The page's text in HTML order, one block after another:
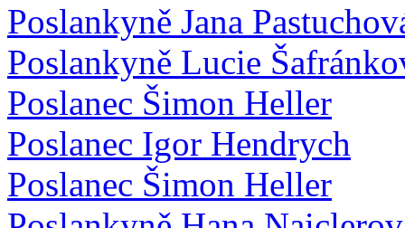
Poslankyně Jana
Poslankyně Lucie
Poslanec Šimon Heller
Poslanec Igor Hendrych
Poslanec Šimon Heller